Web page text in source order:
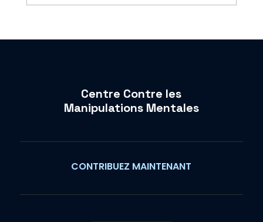
Centre Contre les
Manipulations Mentales
CONTRIBUEZ MAINTENANT